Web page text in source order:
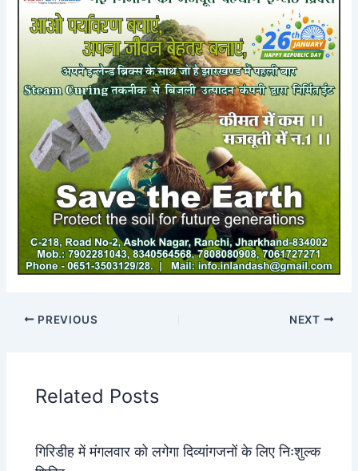
PREVIOUS NEXT
Related Posts
गिरिडीह में मंगलवार को लगेगा दिव्यांगजनों के लिए निःशुल्क